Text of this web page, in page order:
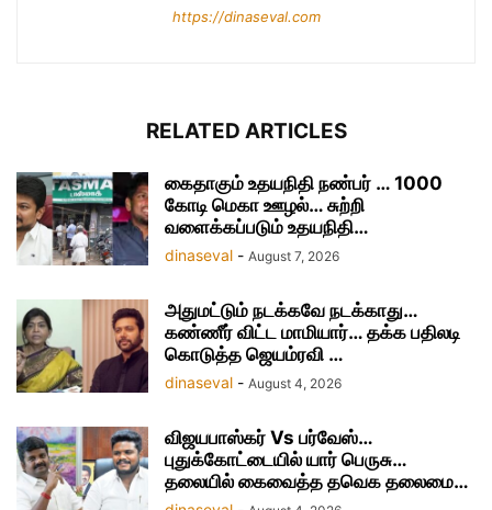
https://dinaseval.com
RELATED ARTICLES
கைதாகும் உதயநிதி நண்பர் … 1000
கோடி மெகா ஊழல்… சுற்றி
வளைக்கப்படும் உதயநிதி…
dinaseval - August 7, 2026
அதுமட்டும் நடக்கவே நடக்காது…
கண்ணீர் விட்ட மாமியார்… தக்க பதிலடி
கொடுத்த ஜெயம்ரவி …
dinaseval - August 4, 2026
விஜயபாஸ்கர் Vs பர்வேஸ்…
புதுக்கோட்டையில் யார் பெருசு…
தலையில் கைவைத்த தவெக தலைமை…